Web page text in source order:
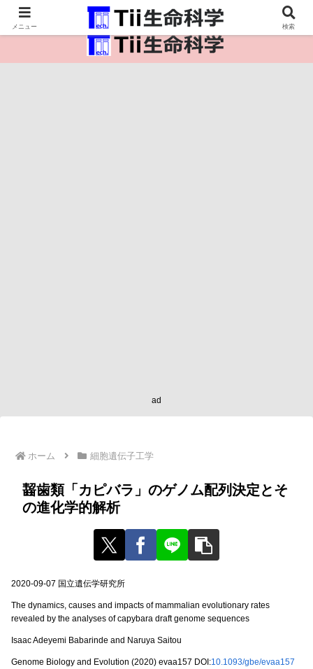
医療保健・生命・生物の情報インフラ。
ad
ホーム 細胞遺伝子工学
齧歯類「カピバラ」のゲノム配列決定とそ
の進化学的解析
2020-09-07 国立遺伝学研究所
The dynamics, causes and impacts of mammalian evolutionary rates
revealed by the analyses of capybara draft genome sequences
Isaac Adeyemi Babarinde and Naruya Saitou
Genome Biology and Evolution (2020) evaa157 DOI:10.1093/gbe/evaa157
メニュー 検索